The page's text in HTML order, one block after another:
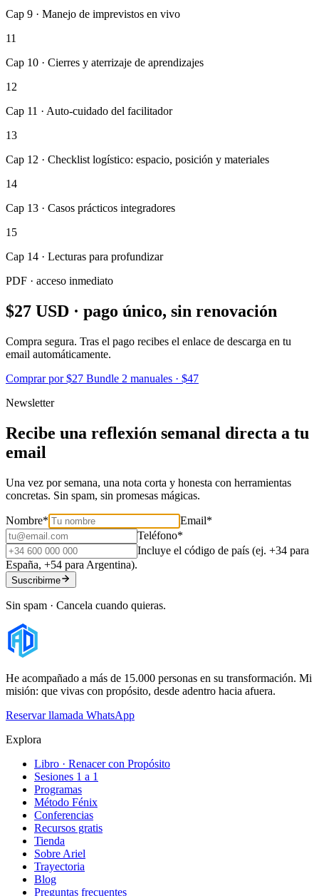
Cap 9 · Manejo de imprevistos en vivo
11
Cap 10 · Cierres y aterrizaje de aprendizajes
12
Cap 11 · Auto-cuidado del facilitador
13
Cap 12 · Checklist logístico: espacio, posición y materiales
14
Cap 13 · Casos prácticos integradores
15
Cap 14 · Lecturas para profundizar
PDF · acceso inmediato
$27 USD · pago único, sin renovación
Compra segura. Tras el pago recibes el enlace de descarga en tu
email automáticamente.
Comprar por $27 Bundle 2 manuales · $47
Newsletter
Recibe una reflexión semanal directa a tu
email
Una vez por semana, una nota corta y honesta con herramientas
concretas. Sin spam, sin promesas mágicas.
Nombre* Email*
Teléfono*
Incluye el código de país (ej. +34 para
España, +54 para Argentina).
Suscribirme
Sin spam · Cancela cuando quieras.
He acompañado a más de 15.000 personas en su transformación. Mi
misión: que vivas con propósito, desde adentro hacia afuera.
Reservar llamada WhatsApp
Explora
Libro · Renacer con Propósito
Sesiones 1 a 1
Programas
Método Fénix
Conferencias
Recursos gratis
Tienda
Sobre Ariel
Trayectoria
Blog
Preguntas frecuentes